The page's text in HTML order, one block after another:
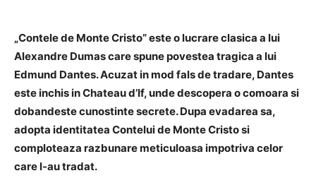
„Contele de Monte Cristo” este o lucrare clasica a lui
Alexandre Dumas care spune povestea tragica a lui
Edmund Dantes. Acuzat in mod fals de tradare, Dantes
este inchis in Chateau d’If, unde descopera o comoara si
dobandeste cunostinte secrete. Dupa evadarea sa,
adopta identitatea Contelui de Monte Cristo si
comploteaza razbunare meticuloasa impotriva celor
care l-au tradat.